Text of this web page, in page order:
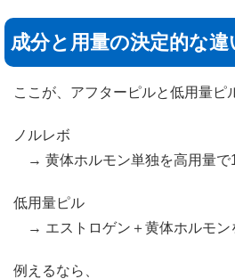
成分と用量の決定的な違
ここが、アフターピルと低用量ピ
ノルレボ
→ 黄体ホルモン単独を高用量で
低用量ピル
→ エストロゲン＋黄体ホルモン
例えるなら、